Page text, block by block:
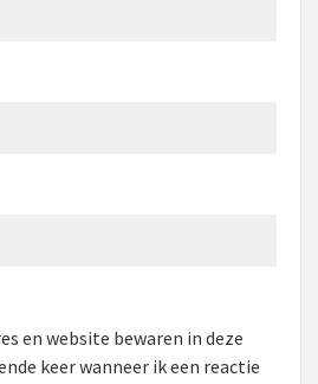
en website bewaren in deze
keer wanneer ik een reactie